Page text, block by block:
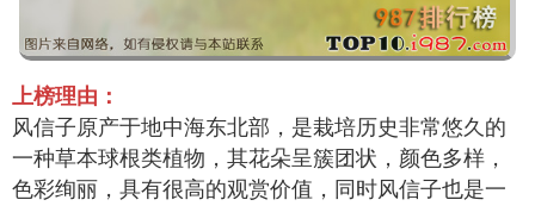
上榜理由：
风信子原产于地中海东北部，是栽培历史非常悠久的
一种草本球根类植物，其花朵呈簇团状，颜色多样，
色彩绚丽，具有很高的观赏价值，同时风信子也是一